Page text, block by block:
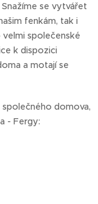
se vytvářet
fenkám, tak i
společenské
k dispozici
a motají se
domova,
- Fergy: